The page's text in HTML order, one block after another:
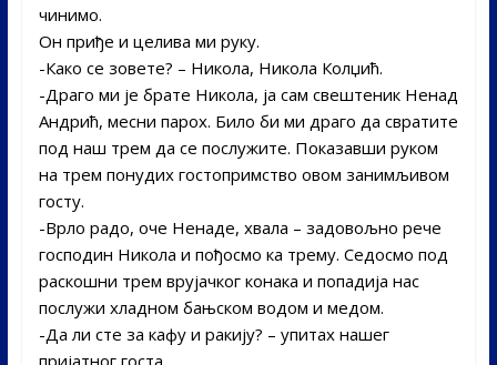
чинимо.
Он приђе и целива ми руку.
-Како се зовете? – Никола, Никола Колџић.
-Драго ми је брате Никола, ја сам свештеник Ненад
Андрић, месни парох. Било би ми драго да свратите
под наш трем да се послужите. Показавши руком
на трем понудих гостопримство овом занимљивом
госту.
-Врло радо, оче Ненаде, хвала – задовољно рече
господин Никола и пођосмо ка трему. Седосмо под
раскошни трем врујачког конака и попадија нас
послужи хладном бањском водом и медом.
-Да ли сте за кафу и ракију? – упитах нашег
пријатног госта.